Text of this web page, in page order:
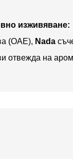
изживяване:
(ОАЕ), Nada
отвежда на